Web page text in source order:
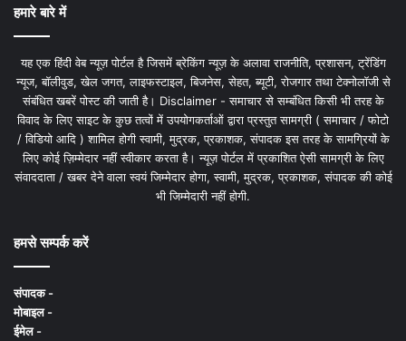
हमारे बारे में
यह एक हिंदी वेब न्यूज़ पोर्टल है जिसमें ब्रेकिंग न्यूज़ के अलावा राजनीति, प्रशासन, ट्रेंडिंग
न्यूज, बॉलीवुड, खेल जगत, लाइफस्टाइल, बिजनेस, सेहत, ब्यूटी, रोजगार तथा टेक्नोलॉजी से
संबंधित खबरें पोस्ट की जाती है। Disclaimer - समाचार से सम्बंधित किसी भी तरह के
विवाद के लिए साइट के कुछ तत्वों में उपयोगकर्ताओं द्वारा प्रस्तुत सामग्री ( समाचार / फोटो
/ विडियो आदि ) शामिल होगी स्वामी, मुद्रक, प्रकाशक, संपादक इस तरह के सामग्रियों के
लिए कोई ज़िम्मेदार नहीं स्वीकार करता है। न्यूज़ पोर्टल में प्रकाशित ऐसी सामग्री के लिए
संवाददाता / खबर देने वाला स्वयं जिम्मेदार होगा, स्वामी, मुद्रक, प्रकाशक, संपादक की कोई
भी जिम्मेदारी नहीं होगी.
हमसे सम्पर्क करें
संपादक -
मोबाइल -
ईमेल -